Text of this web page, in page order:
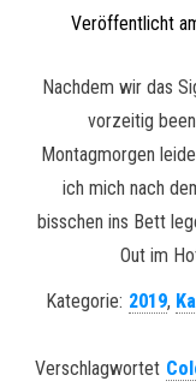
Veröffentlicht
Nachdem wir das
vorzeitig
Montagmorgen
ich mich nach
bisschen ins Bett
Out im
Kategorie: 2019,
Verschlagwortet